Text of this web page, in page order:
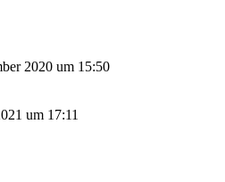
2020 um 15:50
um 17:11